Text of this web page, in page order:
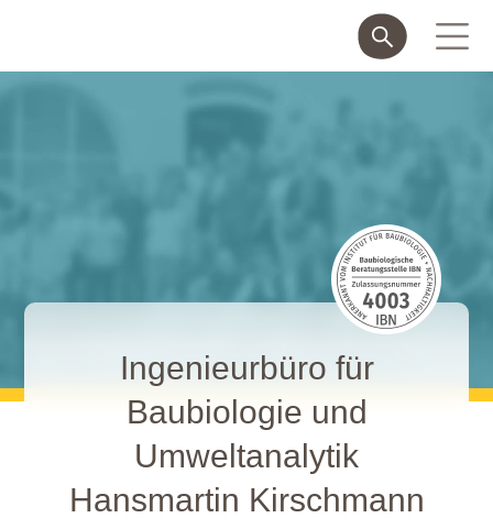
Ingenieurbüro für
Baubiologie und
Umweltanalytik
Hansmartin Kirschmann